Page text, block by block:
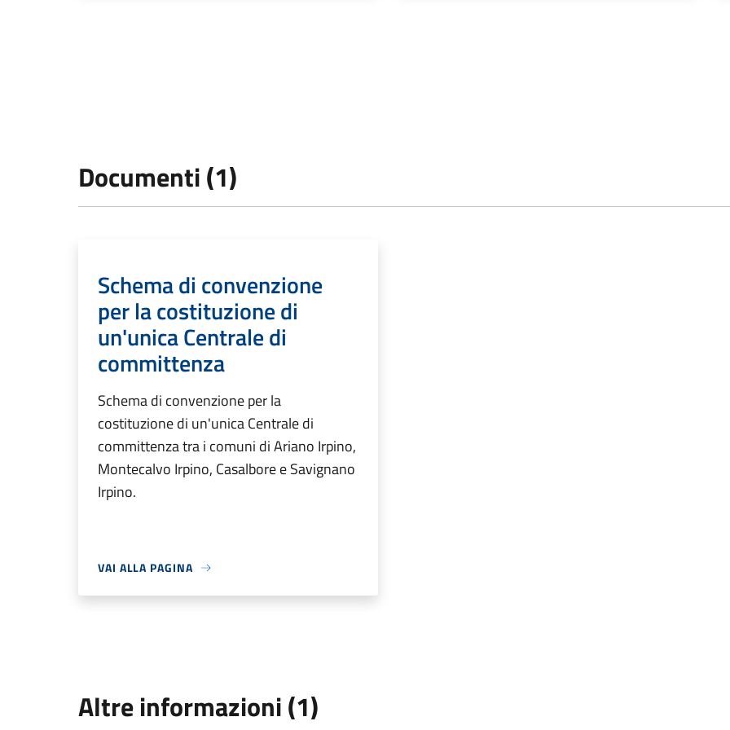
Documenti (1)
Schema di convenzione
per la costituzione di
un'unica Centrale di
committenza
Schema di convenzione per la
costituzione di un'unica Centrale di
committenza tra i comuni di Ariano Irpino,
Montecalvo Irpino, Casalbore e Savignano
Irpino.
VAI ALLA PAGINA
Altre informazioni (1)